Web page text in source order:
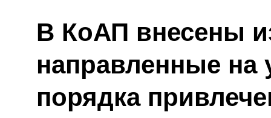
В КоАП внесены
направленные на
порядка